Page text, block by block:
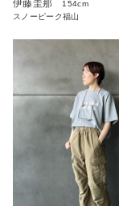
伊藤圭那
154cm
スノーピーク福山